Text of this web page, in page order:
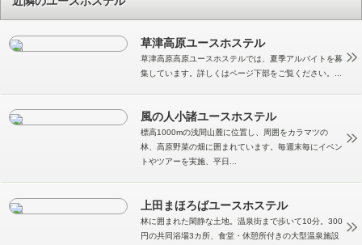
草津高原ユースホステル
草津高原高原ユースホステルでは、夏季アルバイトを募
集しています。詳しくはページ下部をご覧ください。...
風の人小諸ユースホステル
標高1000mの浅間山麓に位置し、周囲をカラマツの
林、高原野菜の畑に囲まれています。毎週末毎にイベン
トやツアーを実施、平日...
上田まほろばユースホステル
林に囲まれた閑静な土地。温泉街まで歩いて10分。300
円の共同浴場3カ所、食堂・休憩所付きの大型温泉施設